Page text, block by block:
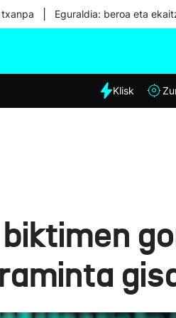
Eguraldia: beroa eta
Eguraldia
Klisk